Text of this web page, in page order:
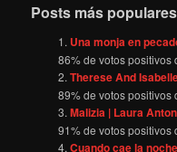
Posts más populares
Una monja en
86% de votos positivos
Therese And
89% de votos
Malizia | Laura
91% de votos
Cuando cae la